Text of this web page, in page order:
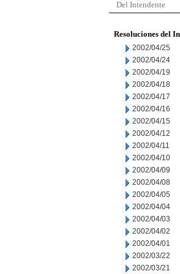
Del Intendente
Resoluciones del
2002/04/25
2002/04/24
2002/04/19
2002/04/18
2002/04/17
2002/04/16
2002/04/15
2002/04/12
2002/04/11
2002/04/10
2002/04/09
2002/04/08
2002/04/05
2002/04/04
2002/04/03
2002/04/02
2002/04/01
2002/03/22
2002/03/21